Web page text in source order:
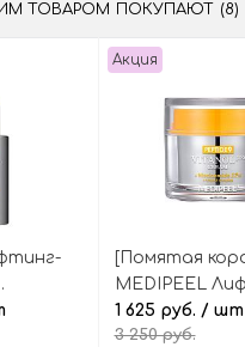
ТОВАРОМ ПОКУПАЮТ (8)
Акция
[Помятая
MEDIPEEL
крем с
комплексом
1 625 руб. / шт
3 250 руб.